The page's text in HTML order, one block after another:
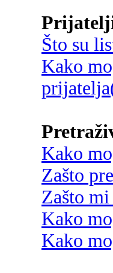
Što su
Kako
Kako
Zašto
Zašto
Kako
Kako